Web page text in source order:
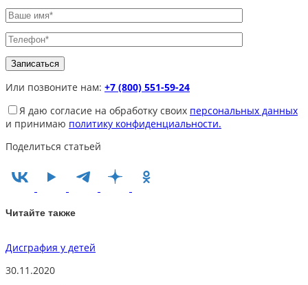
Или позвоните нам: +7 (800) 551-59-24
Я даю согласие на обработку своих персональных данных
и принимаю политику конфиденциальности.
Поделиться статьей
Читайте также
Дисграфия у детей
30.11.2020